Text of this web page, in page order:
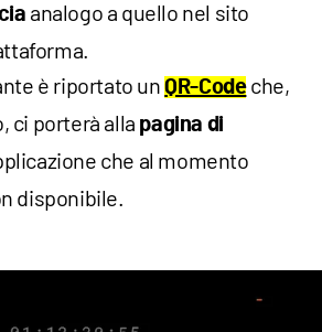
analogo a quello nel sito
è riportato unQR-Codeche,
ci porterà alla pagina di
che al momento
disponibile.